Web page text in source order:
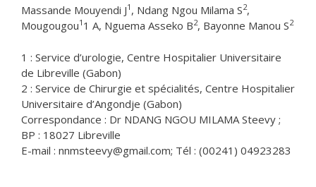
Massande Mouyendi J1 , Ndang Ngou Milama S2,
Mougougou1 1 A, Nguema Asseko B2, Bayonne Manou S2
1 : Service d’urologie, Centre Hospitalier Universitaire
de Libreville (Gabon)
2 : Service de Chirurgie et spécialités, Centre Hospitalier
Universitaire d’Angondje (Gabon)
Correspondance : Dr NDANG NGOU MILAMA Steevy ;
BP : 18027 Libreville
E-mail : nnmsteevy@gmail.com; Tél : (00241) 04923283